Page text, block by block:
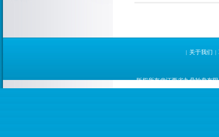
| 关于我们 |
版权所有@江西省九鼎拍卖有